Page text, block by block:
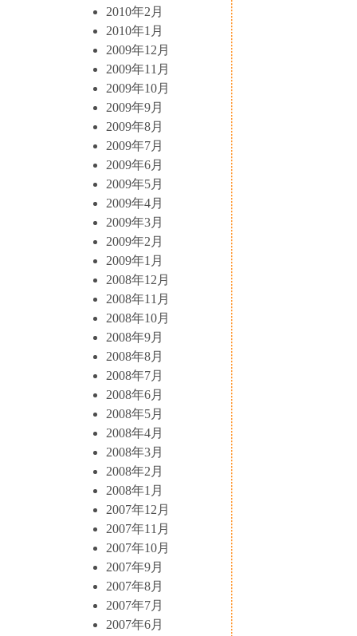
2010年2月
2010年1月
2009年12月
2009年11月
2009年10月
2009年9月
2009年8月
2009年7月
2009年6月
2009年5月
2009年4月
2009年3月
2009年2月
2009年1月
2008年12月
2008年11月
2008年10月
2008年9月
2008年8月
2008年7月
2008年6月
2008年5月
2008年4月
2008年3月
2008年2月
2008年1月
2007年12月
2007年11月
2007年10月
2007年9月
2007年8月
2007年7月
2007年6月